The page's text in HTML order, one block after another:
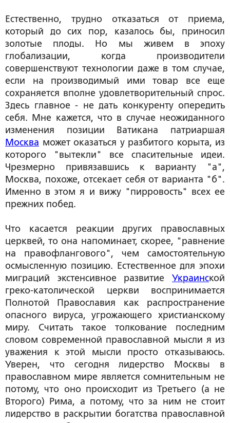
Естественно, трудно отказаться от приема,
который до сих пор, казалось бы, приносил
золотые плоды. Но мы живем в эпоху
глобализации, когда производители
совершенствуют технологии даже в том случае,
если на производимый ими товар все еще
сохраняется вполне удовлетворительный спрос.
Здесь главное - не дать конкуренту опередить
себя. Мне кажется, что в случае неожиданного
изменения позиции Ватикана патриаршая
Москва может оказаться у разбитого корыта, из
которого "вытекли" все спасительные идеи.
Чрезмерно привязавшись к варианту "а",
Москва, похоже, отсекает себя от варианта "б".
Именно в этом я и вижу "пирровость" всех ее
прежних побед.
Что касается реакции других православных
церквей, то она напоминает, скорее, "равнение
на правофлангового", чем самостоятельную
осмысленную позицию. Естественное для эпохи
миграций экстенсивное развитие Украинской
греко-католической церкви воспринимается
Полнотой Православия как распространение
опасного вируса, угрожающего христианскому
миру. Считать такое толкование последним
словом современной православной мысли я из
уважения к этой мысли просто отказываюсь.
Уверен, что сегодня лидерство Москвы в
православном мире является сомнительным не
потому, что оно происходит из Третьего (а не
Второго) Рима, а потому, что за ним не стоит
лидерство в раскрытии богатства православной